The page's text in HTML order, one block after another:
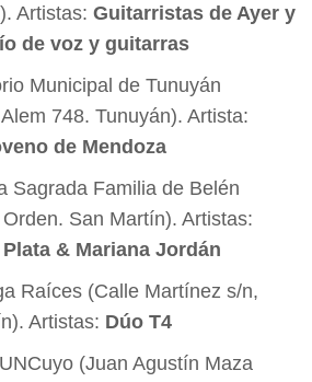
Artistas: Guitarristas de Ayer y
de voz y guitarras
Municipal de Tunuyán
748. Tunuyán). Artista:
de Mendoza
Sagrada Familia de Belén
San Martín). Artistas:
& Mariana Jordán
Raíces (Calle Martínez s/n,
Artistas: Dúo T4
(Juan Agustín Maza